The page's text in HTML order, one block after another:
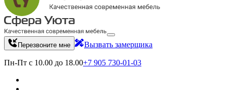
Перезвоните мне Вызвать замерщика
Пн-Пт с 10.00 до 18.00+7 905 730-01-03